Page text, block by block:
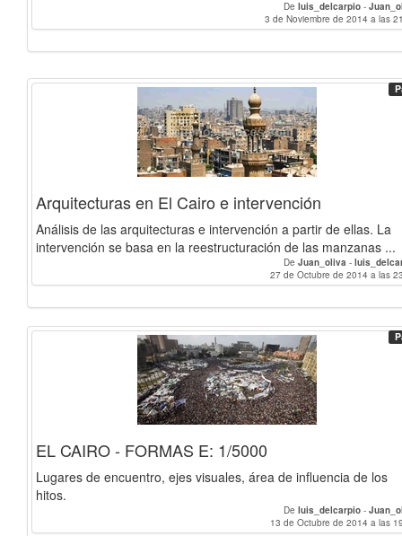
De luis_delcarpio -
3 de Noviembre de 2014 a las
Arquitecturas en El Cairo e intervención
Análisis de las arquitecturas e intervención a partir de ellas. La
intervención se basa en la reestructuración de las manzanas ...
De Juan_oliva -
27 de Octubre de 2014 a las
EL CAIRO - FORMAS E: 1/5000
Lugares de encuentro, ejes visuales, área de influencia de los
hitos.
De luis_delcarpio -
13 de Octubre de 2014 a las